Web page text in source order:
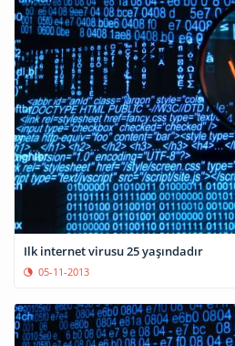
Ilk internet virusu 25 yaşındadır
05-11-2013